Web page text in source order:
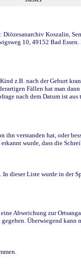
Koszalin,
10, 49152 Bad
z.B. nach der Geburt
Fällen hat man
nach dem Datum ist
verstanden hat, oder
wurde, dass die
dieser Liste wurde in der
Abweichung zur
Überwiegend kann